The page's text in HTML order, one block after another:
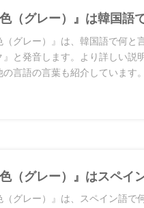
色（グレー）』は韓国語
（グレー）』は、韓国語で何
』と発音します。より詳しい説
の言語の言葉も紹介しています。
色（グレー）』はスペイ
（グレー）』は、スペイン語で